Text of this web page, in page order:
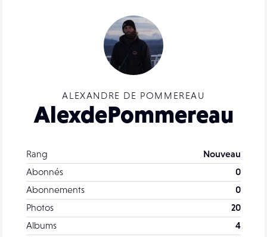
ALEXANDRE DE POMMEREAU
AlexdePommereau
Rang
Nouveau
Abonnés
0
Abonnements
0
Photos
20
Albums
4